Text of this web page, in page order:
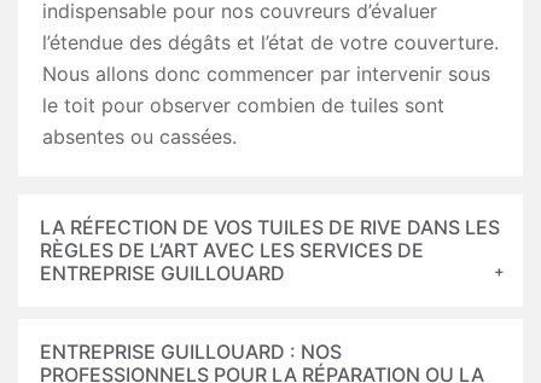
indispensable pour nos couvreurs d’évaluer
l’étendue des dégâts et l’état de votre couverture.
Nous allons donc commencer par intervenir sous
le toit pour observer combien de tuiles sont
absentes ou cassées.
LA RÉFECTION DE VOS TUILES DE RIVE DANS LES
RÈGLES DE L’ART AVEC LES SERVICES DE
ENTREPRISE GUILLOUARD
ENTREPRISE GUILLOUARD : NOS
PROFESSIONNELS POUR LA RÉPARATION OU LA